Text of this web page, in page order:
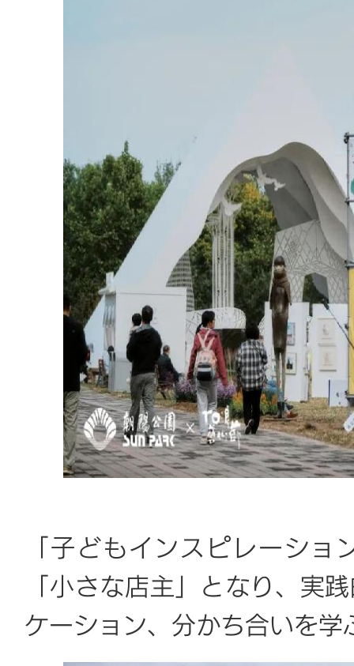
「子どもインスピレーシ
「小さな店主」となり、実
ケーション、分かち合いを